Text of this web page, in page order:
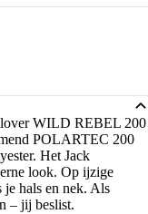
WILD REBEL 200
POLARTEC 200
Het Jack
look. Op ijzige
je hals en nek. Als
– jij beslist.